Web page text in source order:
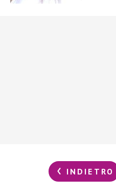
INDIETRO